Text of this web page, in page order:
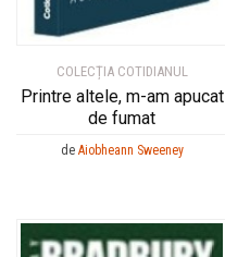
COLECȚIA COTIDIANUL
Printre altele, m-am apucat
de fumat
de Aiobheann Sweeney